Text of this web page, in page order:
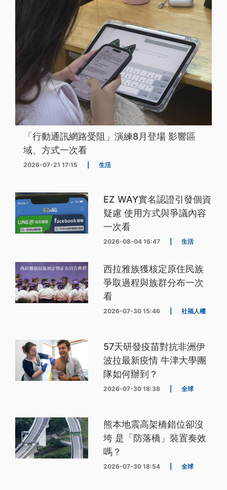
「行動通訊網路受阻」演練8月登場 影響區
域、方式一次看
2026-07-21 17:15 生活
EZ WAY實名認證引發個資
疑慮 使用方式與爭議內容
一次看
2026-08-04 16:47 生活
西拉雅族獲核定原住民族
爭取過程與族群分布一次
看
2026-07-30 15:46 社福人權
57天研發疫苗對抗非洲伊
波拉最新疫情 牛津大學團
隊如何辦到？
2026-07-30 18:38 全球
熊本地震高架橋錯位卻沒
垮 是「防落橋」裝置奏效
嗎？
2026-07-30 18:54 全球